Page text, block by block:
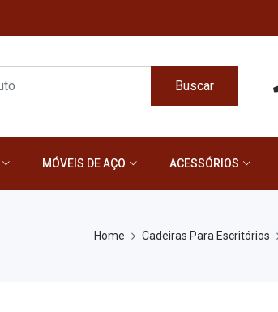
Buscar
MÓVEIS DE AÇO ACESSÓRIOS
Home Cadeiras Para Escritórios